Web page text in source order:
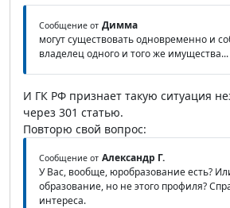
Сообщение от Димма
могут существовать одновременно и
владелец одного и того же имущества...
И ГК РФ признает такую ситуация
через 301 статью.
Повторю свой вопрос:
Сообщение от Александр Г.
У Вас, вообще, юробразование есть?
образование, но не этого профиля?
интереса.